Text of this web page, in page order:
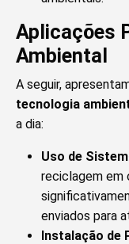
Aplicações
Ambiental
A seguir,
tecnologia
a dia:
Uso de
reciclagem em
enviados para
Instalação de